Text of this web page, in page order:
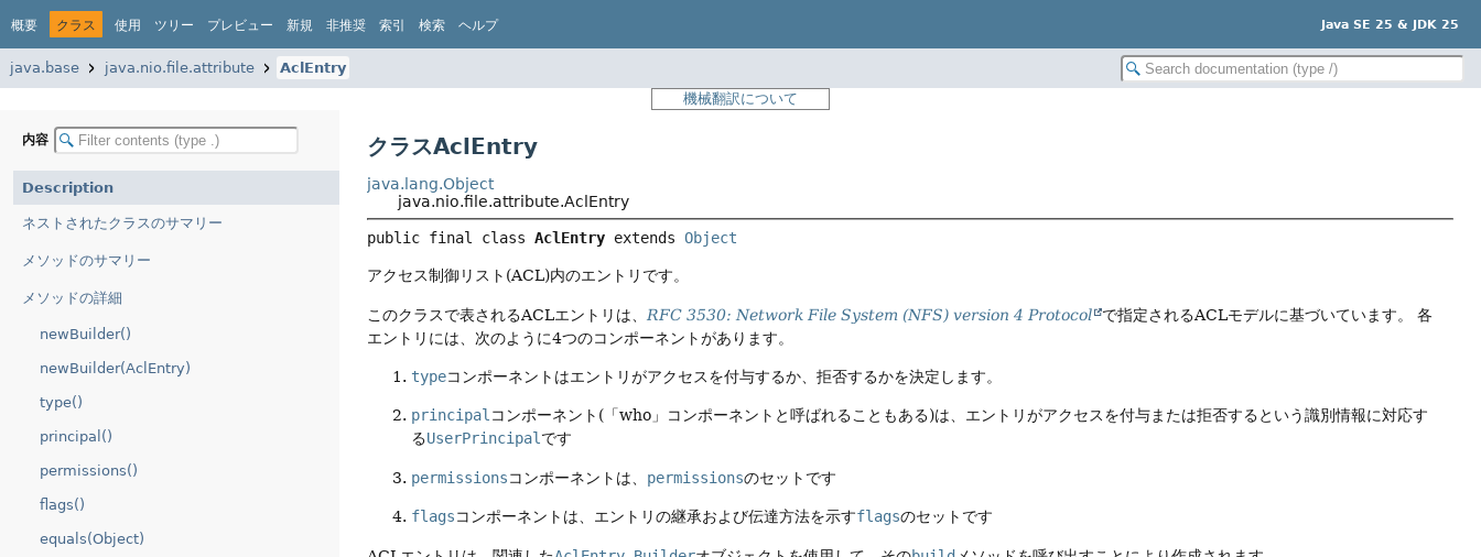
概要 クラス 使用 ツリー プレビュー 新規 非推奨 索引 検索 ヘルプ Java SE 25 & JDK 25
java.base java.nio.file.attribute
AclEntry
機械翻訳について
内容
Description
ネストされたクラスのサマリー
メソッドのサマリー
メソッドの詳細
newBuilder()
newBuilder(AclEntry)
type()
principal()
permissions()
flags()
equals(Object)
クラスAclEntry
java.lang.Object
java.nio.file.attribute.AclEntry
public final class AclEntry extends Object
アクセス制御リスト(ACL)内のエントリです。
このクラスで表されるACLエントリは、 RFC 3530: Network File System (NFS) version 4 Protocol で指定されるACLモデルに基づいています。
各
エントリには、次のように4つのコンポーネントがあります。
typeコンポーネントはエントリがアクセスを付与するか、拒否するかを決定します。
principalコンポーネント(「who」コンポーネントと呼ばれることもある)は、エントリがアクセスを付与または拒否するという識別情報に対応す
るUserPrincipalです
permissionsコンポーネントは、 permissionsのセットです
flagsコンポーネントは、エントリの継承および伝達方法を示すflagsのセットです